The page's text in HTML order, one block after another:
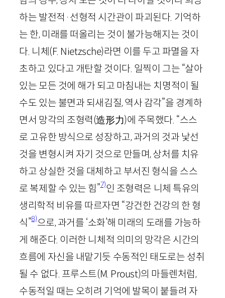
하는 발전적 ·선형적 시간관이 파괴된다. 기억하
는 한, 미래를 떠올리는 것이 불가능해지는 것이
다. 니체(F. Nietzsche)라면 이를 두고 파멸을 자
초하고 있다고 개탄할 것이다. 일찍이 그는 “살아
있는 모든 것에 해가 되고 마침내는 치명적이 될
수도 있는 불면과 되새김질, 역사 감각”을 경계하
면서 망각의 조형력(造形力)에 주목했다. “스스
로 고유한 방식으로 성장하고, 과거의 것과 낯선
것을 변형시켜 자기 것으로 만들며, 상처를 치유
하고 상실한 것을 대체하고 부서진 형식을 스스
로 복제할 수 있는 힘”7)인 조형력은 니체 특유의
생리학적 비유를 따르자면 “강건한 건강의 한 형
식”8)으로, 과거를 ‘소화’해 미래의 도래를 가능하
게 해준다. 이러한 니체적 의미의 망각은 시간의
흐름에 자신을 내맡기듯 수동적인 태도로는 성취
될 수 없다. 프루스트(M. Proust)의 마들렌처럼,
수동적일 때는 오히려 기억에 발목이 붙들려 자